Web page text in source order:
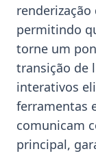
permitindo
torne um
transição de
interativos
ferramentas
comunicam
principal,